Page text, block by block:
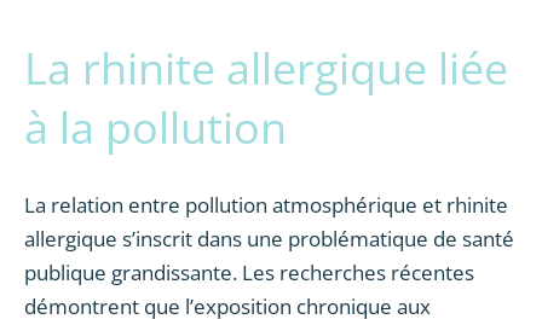
La rhinite allergique liée
à la pollution
La relation entre pollution atmosphérique et rhinite
allergique s’inscrit dans une problématique de santé
publique grandissante. Les recherches récentes
démontrent que l’exposition chronique aux